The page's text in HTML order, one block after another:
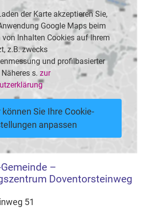
der Karte akzeptieren Sie,
Google Maps beim
von Inhalten Cookies auf Ihrem
z.B. zwecks
und profilbasierter
s. zur
können Sie Ihre Cookie-
anpassen
–
Doventorsteinweg
51